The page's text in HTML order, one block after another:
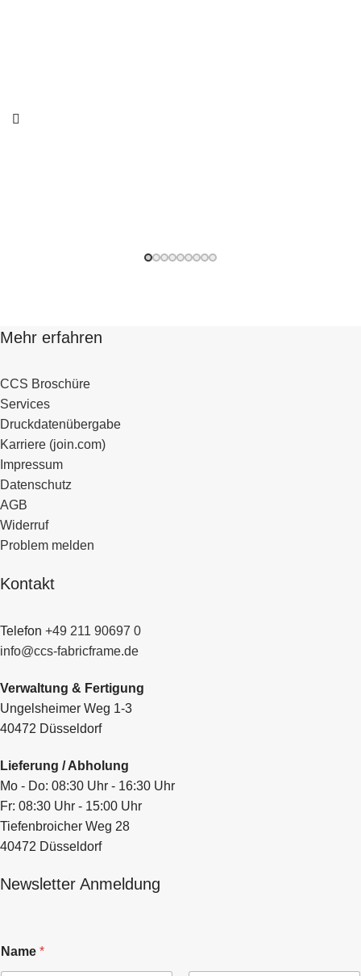
Mehr erfahren
CCS Broschüre
Services
Druckdatenübergabe
Karriere (join.com)
Impressum
Datenschutz
AGB
Widerruf
Problem melden
Kontakt
Telefon +49 211 90697 0
info@ccs-fabricframe.de
Verwaltung & Fertigung
Ungelsheimer Weg 1-3
40472 Düsseldorf
Lieferung / Abholung
Mo - Do: 08:30 Uhr - 16:30 Uhr
Fr: 08:30 Uhr - 15:00 Uhr
Tiefenbroicher Weg 28
40472 Düsseldorf
Newsletter Anmeldung
Name *